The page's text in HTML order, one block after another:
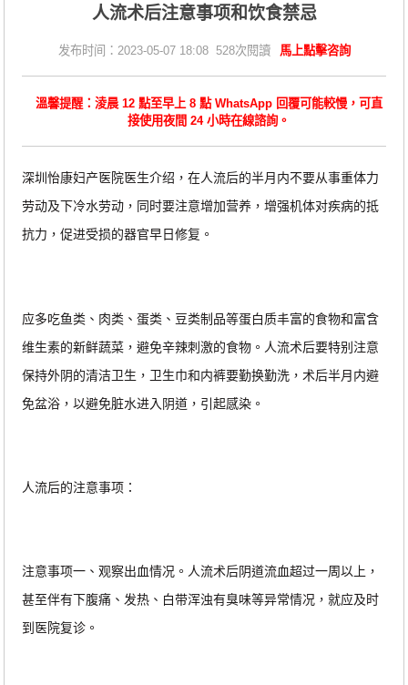
人流术后注意事项和饮食禁忌
发布时间：2023-05-07 18:08 528次閱讀 馬上點擊咨詢
溫馨提醒：淩晨 12 點至早上 8 點 WhatsApp 回覆可能較慢，可直
接使用夜間 24 小時在線諮詢。
深圳怡康妇产医院医生介绍，在人流后的半月内不要从事重体力
劳动及下冷水劳动，同时要注意增加营养，增强机体对疾病的抵
抗力，促进受损的器官早日修复。
应多吃鱼类、肉类、蛋类、豆类制品等蛋白质丰富的食物和富含
维生素的新鲜蔬菜，避免辛辣刺激的食物。人流术后要特别注意
保持外阴的清洁卫生，卫生巾和内裤要勤换勤洗，术后半月内避
免盆浴，以避免脏水进入阴道，引起感染。
人流后的注意事项：
注意事项一、观察出血情况。人流术后阴道流血超过一周以上，
甚至伴有下腹痛、发热、白带浑浊有臭味等异常情况，就应及时
到医院复诊。